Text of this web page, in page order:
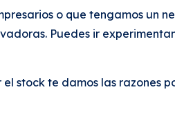
o que tengamos un
Puedes ir
stock te damos las razones